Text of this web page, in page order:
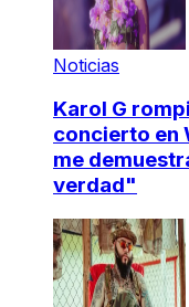
Noticias
Karol G
concierto en
me
verdad"